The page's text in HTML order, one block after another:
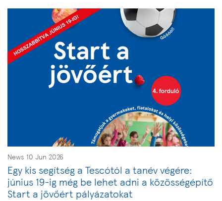
News 10 Jun 2026
Egy kis segítség a Tescótól a tanév végére:
június 19-ig még be lehet adni a közösségépítő
Start a jövőért pályázatokat